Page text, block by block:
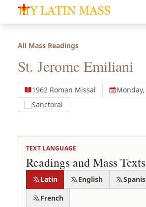
My Latin Mass - Traditional Latin
All Mass Readings
St. Jerome Emiliani
1962 Roman Missal
Monday,
Sanctoral
TEXT LANGUAGE
Readings and Mass Texts
Latin English
French